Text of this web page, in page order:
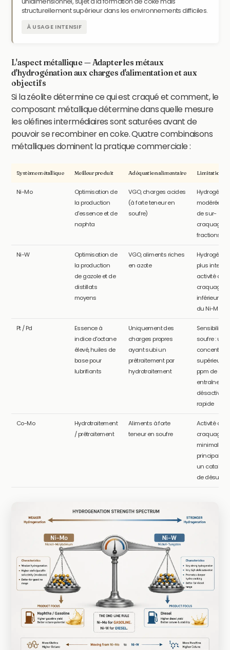
structurellement supérieur dans les environnements difficiles.
À USAGE INTENSIF
L'aspect métallique — Adapter les métaux
d'hydrogénation aux charges d'alimentation et aux
objectifs
Si la zéolite détermine ce qui est craqué et comment, le
composant métallique détermine dans quelle mesure
les oléfines intermédiaires sont saturées avant de
pouvoir se recombiner en coke. Quatre combinaisons
métalliques dominent la pratique commerciale :
Système métallique Meilleur produit Adéquation alimentaire Limitation de
Ni-Mo
Optimisation de
la production
d'essence et de
naphta
VGO, charges acides
(à forte teneur en
soufre)
modérée ;
de sur-
craquage
fractions
Ni-W
Optimisation de
la production
de gazole et de
distillats
moyens
VGO, aliments riches
en azote
plus
activité de
craquage
inférieure à
du Ni-Mo
Pt / Pd
Essence à
indice d'octane
élevé, huiles de
base pour
lubrifiants
Uniquement des
charges propres
ayant subi un
prétraitement par
hydrotraitement
Sensibilité
soufre : une
supérieure
ppm de
entraîne
rapide
Co-Mo
Hydrotraitement
/ prétraitement
Aliments à forte
teneur en soufre
Activité de
craquage
minimale ;
un
de